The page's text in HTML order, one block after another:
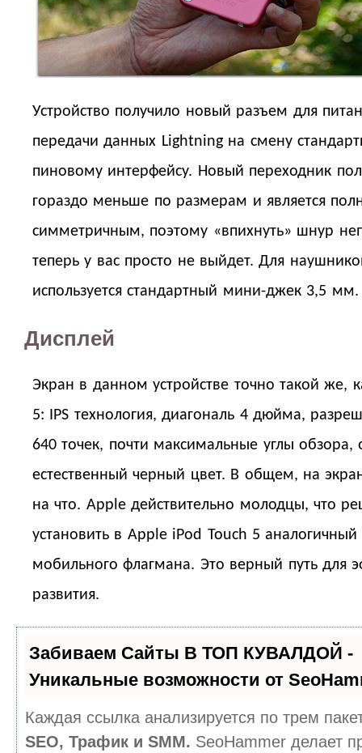
Устройство получило новый разъем для
передачи данных Lightning на смену
пиновому интерфейсу. Новый переходник
гораздо меньше по размерам и является
симметричным, поэтому «впихнуть» шнур
теперь у вас просто не выйдет. Для
используется стандартный мини-джек 3,5 мм.
Дисплей
Экран в данном устройстве точно такой же,
5: IPS технология, диагональ 4 дюйма,
640 точек, почти максимальные углы обзора,
естественный черный цвет. В общем, на
на что. Apple действительно молодцы, что
установить в Apple iPod Touch 5 аналогичный
мобильного флагмана. Это верный путь для
развития.
Забиваем Сайты В ТОП КУВАЛДОЙ -
Уникальные возможности от
Каждая ссылка анализируется по трем
SEO, Трафик и SMM. SeoHammer делает